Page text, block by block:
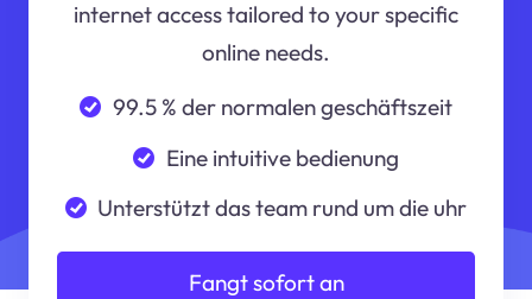
internet access tailored to your specific
online needs.
99.5 % der normalen geschäftszeit
Eine intuitive bedienung
Unterstützt das team rund um die uhr
Fangt sofort an